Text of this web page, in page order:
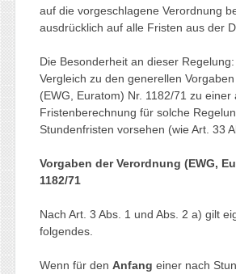
auf die vorgeschlagene Verordnung
ausdrücklich auf alle Fristen aus der
Die Besonderheit an dieser
Vergleich zu den generellen
(EWG, Euratom) Nr. 1182/71 zu einer
Fristenberechnung für solche
Stundenfristen vorsehen (wie Art. 33
Vorgaben der Verordnung (EWG,
1182/71
Nach Art. 3 Abs. 1 und Abs. 2 a) gilt
folgendes.
Wenn für den Anfang einer nach